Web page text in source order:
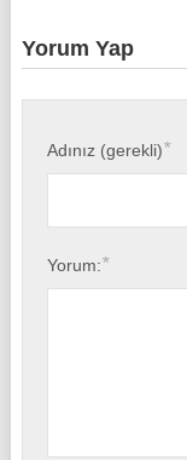
Yorum Yap
Adınız (gerekli)*
Yorum:*